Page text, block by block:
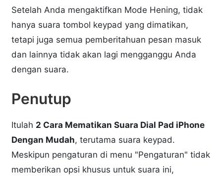
Setelah Anda mengaktifkan Mode Hening, tidak
hanya suara tombol keypad yang dimatikan,
tetapi juga semua pemberitahuan pesan masuk
dan lainnya tidak akan lagi mengganggu Anda
dengan suara.
Penutup
Itulah 2 Cara Mematikan Suara Dial Pad iPhone
Dengan Mudah, terutama suara keypad.
Meskipun pengaturan di menu "Pengaturan" tidak
memberikan opsi khusus untuk suara ini,